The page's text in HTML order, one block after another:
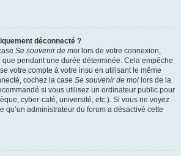
déconnecté ?
Se souvenir de moi lors de votre connexion,
pendant une durée déterminée. Cela empêche
votre compte à votre insu en utilisant le même
cochez la case Se souvenir de moi lors de la
si vous utilisez un ordinateur public pour
cyber-café, université, etc.). Si vous ne voyez
qu’un administrateur du forum a désactivé cette